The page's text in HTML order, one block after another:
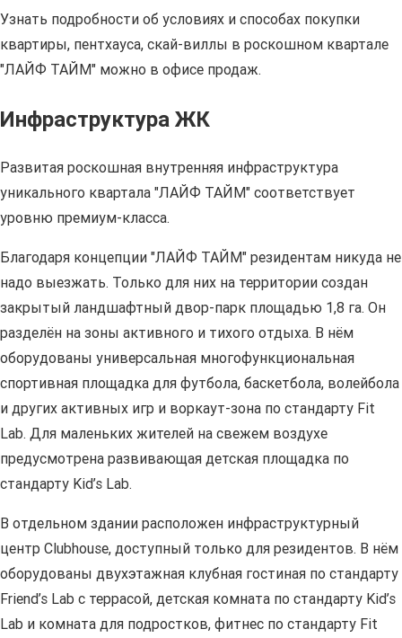
Узнать подробности об условиях и способах покупки
квартиры, пентхауса, скай-виллы в роскошном квартале
"ЛАЙФ ТАЙМ" можно в офисе продаж.
Инфраструктура ЖК
Развитая роскошная внутренняя инфраструктура
уникального квартала "ЛАЙФ ТАЙМ" соответствует
уровню премиум-класса.
Благодаря концепции "ЛАЙФ ТАЙМ" резидентам никуда не
надо выезжать. Только для них на территории создан
закрытый ландшафтный двор-парк площадью 1,8 га. Он
разделён на зоны активного и тихого отдыха. В нём
оборудованы универсальная многофункциональная
спортивная площадка для футбола, баскетбола, волейбола
и других активных игр и воркаут-зона по стандарту Fit
Lab. Для маленьких жителей на свежем воздухе
предусмотрена развивающая детская площадка по
стандарту Kid’s Lab.
В отдельном здании расположен инфраструктурный
центр Clubhouse, доступный только для резидентов. В нём
оборудованы двухэтажная клубная гостиная по стандарту
Friend’s Lab с террасой, детская комната по стандарту Kid’s
Lab и комната для подростков, фитнес по стандарту Fit